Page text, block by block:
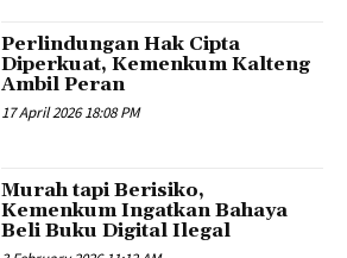
Perlindungan Hak Cipta
Diperkuat, Kemenkum Kalteng
Ambil Peran
17 April 2026 18:08 PM
Murah tapi Berisiko,
Kemenkum Ingatkan Bahaya
Beli Buku Digital Ilegal